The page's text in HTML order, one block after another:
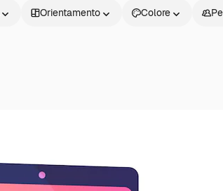
Orientamento Colore
Prodotti